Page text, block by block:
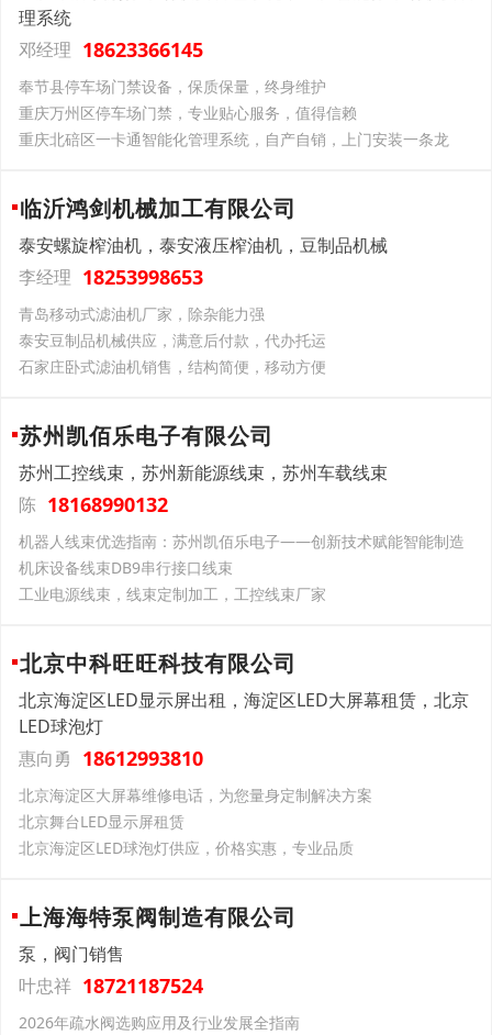
理系统
邓经理 18623366145
奉节县停车场门禁设备，保质保量，终身维护
重庆万州区停车场门禁，专业贴心服务，值得信赖
重庆北碚区一卡通智能化管理系统，自产自销，上门安装一条龙
临沂鸿剑机械加工有限公司
泰安螺旋榨油机，泰安液压榨油机，豆制品机械
李经理 18253998653
青岛移动式滤油机厂家，除杂能力强
泰安豆制品机械供应，满意后付款，代办托运
石家庄卧式滤油机销售，结构简便，移动方便
苏州凯佰乐电子有限公司
苏州工控线束，苏州新能源线束，苏州车载线束
陈 18168990132
机器人线束优选指南：苏州凯佰乐电子——创新技术赋能智能制造
机床设备线束DB9串行接口线束
工业电源线束，线束定制加工，工控线束厂家
北京中科旺旺科技有限公司
北京海淀区LED显示屏出租，海淀区LED大屏幕租赁，北京
LED球泡灯
惠向勇 18612993810
北京海淀区大屏幕维修电话，为您量身定制解决方案
北京舞台LED显示屏租赁
北京海淀区LED球泡灯供应，价格实惠，专业品质
上海海特泵阀制造有限公司
泵，阀门销售
叶忠祥 18721187524
2026年疏水阀选购应用及行业发展全指南